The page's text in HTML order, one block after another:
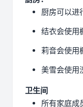
厨房可以进
结衣会使用
莉音会使用
美雪会使用
卫生间
所有家庭成